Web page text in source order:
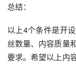
总结：
以上4个条件是开
丝数量、内容质量
要求。希望以上内